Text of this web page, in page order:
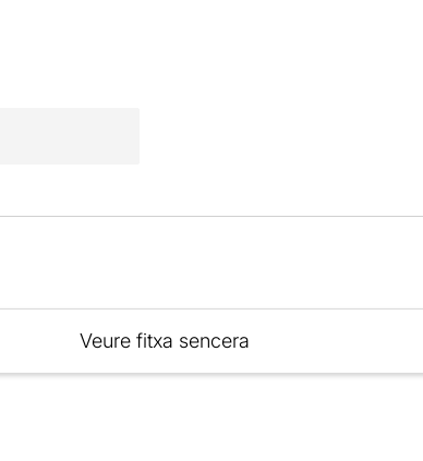
Veure fitxa sencera